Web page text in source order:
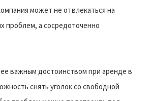
может не отвлекаться на
проблем, а сосредоточенно
важным достоинством при аренде в
снять уголок со свободной